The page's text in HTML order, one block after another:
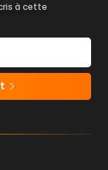
à cette